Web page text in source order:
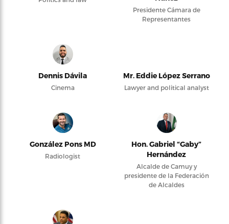
Presidente Cámara de
Representantes
Dennis Dávila
Cinema
Mr. Eddie López Serrano
Lawyer and political analyst
González Pons MD
Radiologist
Hon. Gabriel “Gaby”
Hernández
Alcalde de Camuy y
presidente de la Federación
de Alcaldes